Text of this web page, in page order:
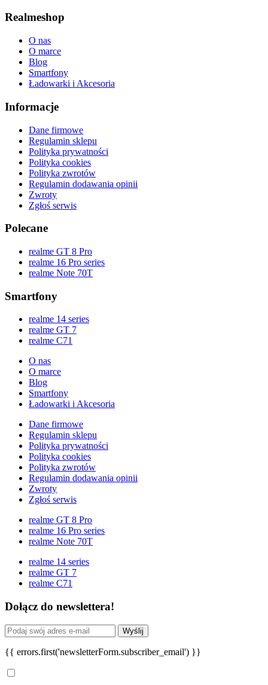
Realmeshop
O nas
O marce
Blog
Smartfony
Ładowarki i Akcesoria
Informacje
Dane firmowe
Regulamin sklepu
Polityka prywatności
Polityka cookies
Polityka zwrotów
Regulamin dodawania opinii
Zwroty
Zgłoś serwis
Polecane
realme GT 8 Pro
realme 16 Pro series
realme Note 70T
Smartfony
realme 14 series
realme GT 7
realme C71
O nas
O marce
Blog
Smartfony
Ładowarki i Akcesoria
Dane firmowe
Regulamin sklepu
Polityka prywatności
Polityka cookies
Polityka zwrotów
Regulamin dodawania opinii
Zwroty
Zgłoś serwis
realme GT 8 Pro
realme 16 Pro series
realme Note 70T
realme 14 series
realme GT 7
realme C71
Dołącz do newslettera!
Wyślij
{{ errors.first('newsletterForm.subscriber_email') }}